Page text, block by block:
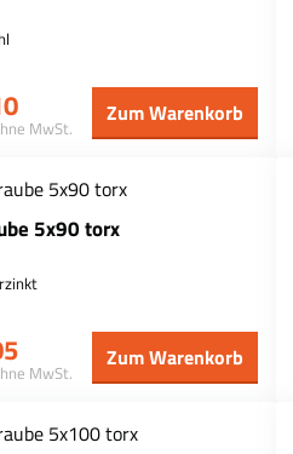
MwSt.
Zum Warenkorb
5x90 torx
MwSt.
Zum Warenkorb